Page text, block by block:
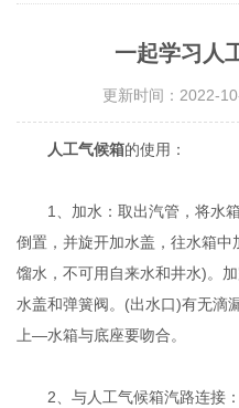
一起学习人
更新时间：2022-
人工气候箱的使用：
1、加水：取出汽管，将水箱
倒置，并旋开加水盖，往水箱
馏水，不可用自来水和井水)。
水盖和弹簧阀。(出水口)有无滴
上—水箱与底座要吻合。
2、与人工气候箱汽路连接：